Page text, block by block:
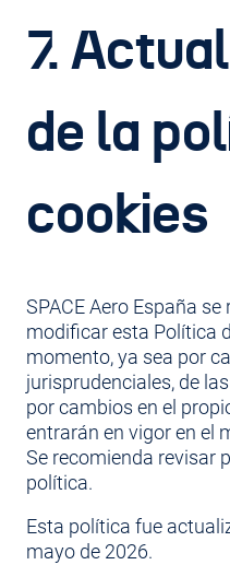
7.
de la
cookies
SPACE Aero España
modificar esta Política
momento, ya sea por
jurisprudenciales, de
por cambios en el
entrarán en vigor en el
Se recomienda revisar
política.
Esta política fue
mayo de 2026.